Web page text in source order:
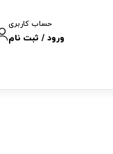
حساب کاربری
ورود / ثبت نام